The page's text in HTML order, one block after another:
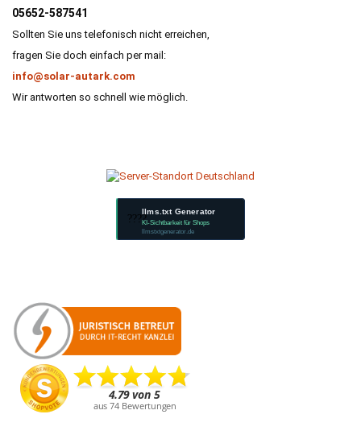
05652-587541
Sollten Sie uns telefonisch nicht erreichen,
fragen Sie doch einfach per mail:
info@solar-autark.com
Wir antworten so schnell wie möglich.
????
llms.txt Generator
KI-Sichtbarkeit für Shops
llmstxtgenerator.de